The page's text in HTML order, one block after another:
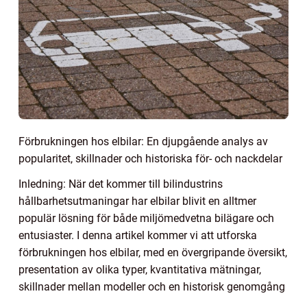
Förbrukningen hos elbilar: En djupgående analys av
popularitet, skillnader och historiska för- och nackdelar
Inledning: När det kommer till bilindustrins
hållbarhetsutmaningar har elbilar blivit en alltmer
populär lösning för både miljömedvetna bilägare och
entusiaster. I denna artikel kommer vi att utforska
förbrukningen hos elbilar, med en övergripande översikt,
presentation av olika typer, kvantitativa mätningar,
skillnader mellan modeller och en historisk genomgång